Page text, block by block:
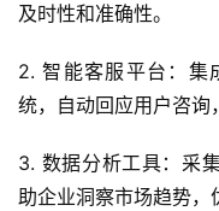
及时性和准确性。
2. 智能客服平台：集
统，自动回应用户咨询
3. 数据分析工具：采
助企业洞察市场趋势，